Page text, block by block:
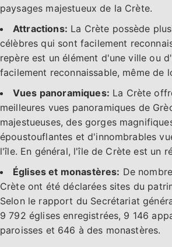
paysages majestueux de la Crète.
Attractions: La Crète possède
célèbres qui sont facilement
repère est un élément d'une ville ou
facilement reconnaissable, même de
Vues panoramiques: La Crète
meilleures vues panoramiques de
majestueuses, des gorges
époustouflantes et d'innombrables
l'île. En général, l'île de Crète est un
Églises et monastères: De
Crète ont été déclarées sites du
Selon le rapport du Secrétariat
9 792 églises enregistrées, 9 146
paroisses et 646 à des monastères.